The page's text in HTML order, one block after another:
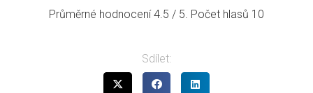
Průměrné hodnocení4.5 / 5. Počet hlasů 10
Sdílet: